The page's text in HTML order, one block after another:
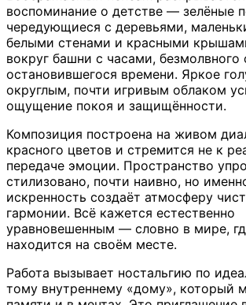
воспоминание о детстве — зелёные
чередующиеся с деревьями,
белыми стенами и красными
вокруг башни с часами, безмолвного
остановившегося времени. Яркое
округлым, почти игривым облаком
ощущение покоя и защищённости.
Композиция построена на живом
красного цветов и стремится не к
передаче эмоции. Пространство
стилизовано, почти наивно, но
искренность создаёт атмосферу
гармонии. Всё кажется естественно
уравновешенным — словно в мире,
находится на своём месте.
Работа вызывает ностальгию по
тому внутреннему «дому», который